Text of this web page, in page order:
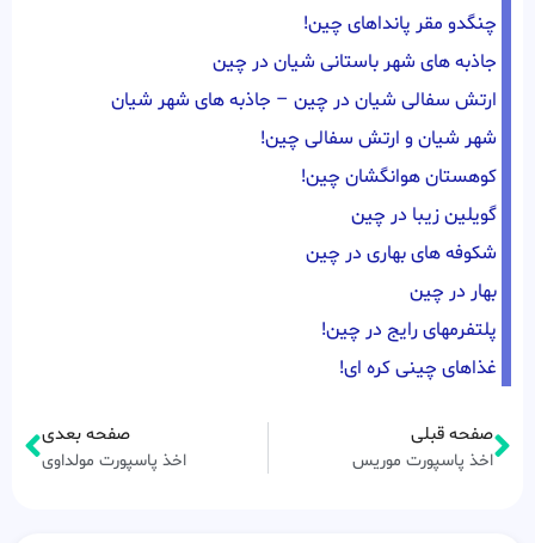
چنگدو مقر پانداهای چین!
جاذبه های شهر باستانی شیان در چین
ارتش سفالی شیان در چین – جاذبه های شهر شیان
شهر شیان و ارتش سفالی چین!
کوهستان هوانگشان چین!
گویلین زیبا در چین
شکوفه های بهاری در چین
بهار در چین
پلتفرمهای رایج در چین!
غذاهای چینی کره ای!
صفحه قبلی
اخذ پاسپورت موریس
صفحه بعدی
اخذ پاسپورت مولداوی